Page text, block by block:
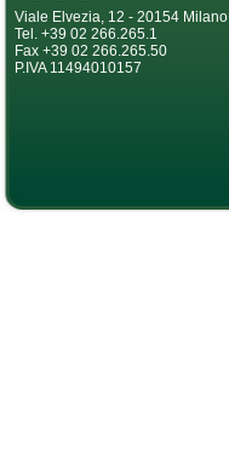
Viale Elvezia, 12 - 20154 Milano
Tel. +39 02 266.265.1
Fax +39 02 266.265.50
P.IVA 11494010157